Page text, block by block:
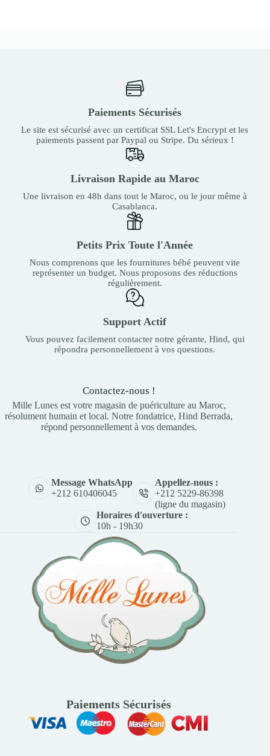
Paiements Sécurisés
Le site est sécurisé avec un certificat SSL Let's Encrypt et les
paiements passent par Paypal ou Stripe. Du sérieux !
Livraison Rapide au Maroc
Une livraison en 48h dans tout le Maroc, ou le jour même à
Casablanca.
Petits Prix Toute l'Année
Nous comprenons que les fournitures bébé peuvent vite
représenter un budget. Nous proposons des réductions
régulièrement.
Support Actif
Vous pouvez facilement contacter notre gérante, Hind, qui
répondra personnellement à vos questions.
Contactez-nous !
Mille Lunes est votre magasin de puériculture au Maroc,
résolument humain et local. Notre fondatrice, Hind Berrada,
répond personnellement à vos demandes.
Message WhatsApp
+212 610406045
Appellez-nous :
+212 5229-86398
(ligne du magasin)
Horaires d'ouverture :
10h - 19h30
Paiements Sécurisés